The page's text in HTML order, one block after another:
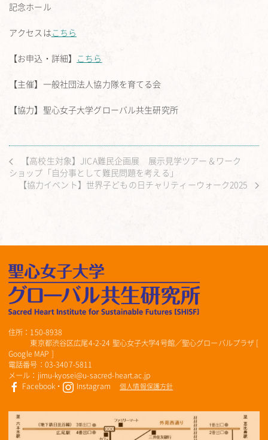
記念ホール
アクセスはこちら
【お申込・詳細】 こちら
【主催】一般社団法人協力隊を育てる会
【協力】聖心女子大学グローバル共生研究所
【高校生対象】JICA難民企画展 展示見学ツアー＆ワーク
ショップ「自分事として難民問題を考える」
【協力イベント】世界子どもの日チャリティーウォーク2025
住所：150-8938
東京都渋谷区広尾4-2-24 聖心女子大学4号館／聖心グローバルプラザ [
Google MAP ]
電話番号：03-3407-5811
メール：jimu-kyosei@u-sacred-heart.ac.jp
Facebook ・ Instagram 個人情報保護方針